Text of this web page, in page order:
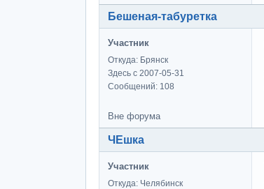
Бешеная-табуретка
Участник
Откуда: Брянск
Здесь с 2007-05-31
Сообщений: 108
Вне форума
ЧЕшка
Участник
Откуда: Челябинск